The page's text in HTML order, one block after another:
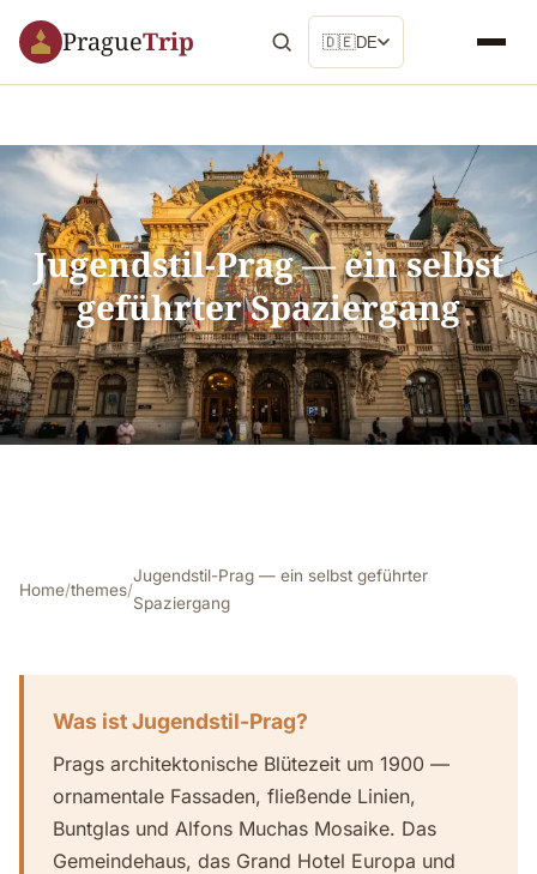
PragueTrip 🇩🇪DE
Jugendstil-Prag — ein selbst
geführter Spaziergang
Home/themes/
Jugendstil-Prag — ein selbst geführter
Spaziergang
Was ist Jugendstil-Prag?
Prags architektonische Blütezeit um 1900 —
ornamentale Fassaden, fließende Linien,
Buntglas und Alfons Muchas Mosaike. Das
Gemeindehaus, das Grand Hotel Europa und